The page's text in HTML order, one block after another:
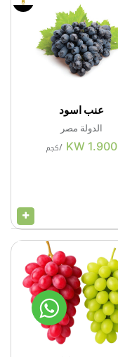
عنب اسود
الدولة مصر
1.900
/كجم